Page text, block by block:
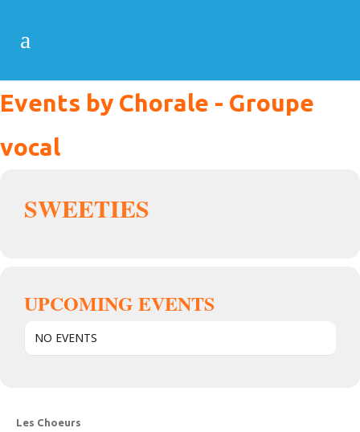
Events by Chorale - Groupe
vocal
SWEETIES
UPCOMING EVENTS
NO EVENTS
Les Choeurs